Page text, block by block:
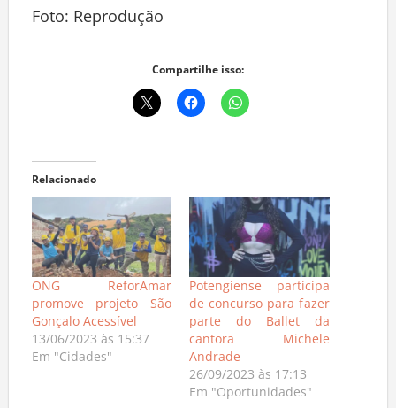
Foto: Reprodução
Compartilhe isso:
Relacionado
ONG ReforAmar
promove projeto São
Gonçalo Acessível
13/06/2023 às 15:37
Em "Cidades"
Potengiense participa
de concurso para fazer
parte do Ballet da
cantora Michele
Andrade
26/09/2023 às 17:13
Em "Oportunidades"